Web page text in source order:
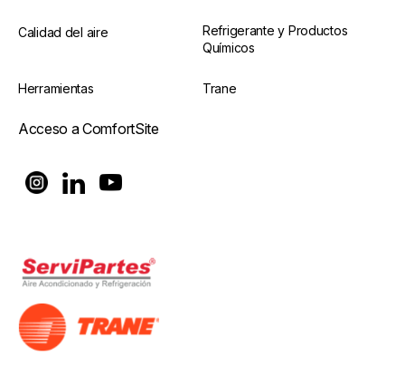
Calidad del aire
Refrigerante y Productos
Químicos
Herramientas Trane
Acceso a ComfortSite